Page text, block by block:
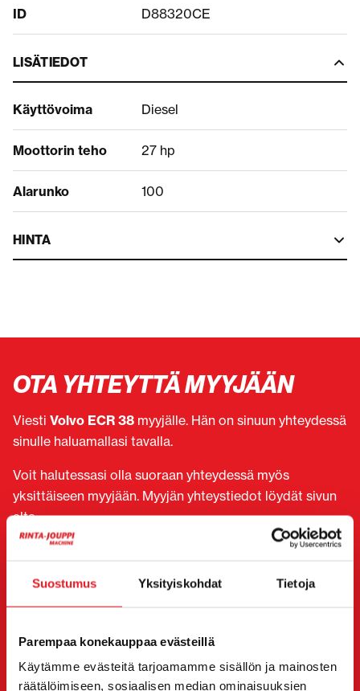
Suostumus Yksityiskohdat Tietoja
Parempaa konekauppaa evästeillä
Käytämme evästeitä tarjoamamme sisällön ja mainosten
räätälöimiseen, sosiaalisen median ominaisuuksien
ID D88320CE
LISÄTIEDOT
Käyttövoima Diesel
Moottorin teho 27 hp
Alarunko 100
HINTA
OTA YHTEYTTÄ MYYJÄÄN
Viesti Volvo ECR 38 myyjälle. Hän on sinuun yhteydessä
sinulle haluamallasi tavalla.
Voit halutessasi olla suoraan yhteydessä myös
yksittäiseen myyjään. Myyjän yhteystiedot löydät sivun
alta.
Yhteystiedot(Pakollinen)
Etunimi * Sukunimi *